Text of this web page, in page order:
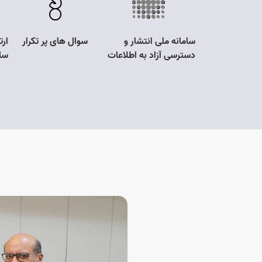
سامانه ملی انتشار و
دسترسی آزاد به اطلاعات
سوال های پر تکرار